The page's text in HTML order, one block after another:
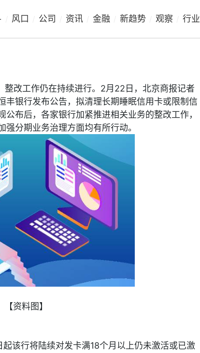
风口 公司 资讯 金融 新趋势 观察 行业
改工作仍在持续进行。2月22日，北京商报记者
丰银行发布公告，拟清理长期睡眠信用卡或限制信
布后，各家银行加紧推进相关业务的整改工作，
分期业务治理方面均有所行动。
【资料图】
该行将陆续对发卡满18个月以上仍未激活或已激